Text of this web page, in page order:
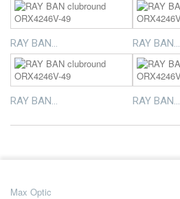
RAY BAN... RAY BAN...
RAY BAN... RAY BAN...
Max Optic